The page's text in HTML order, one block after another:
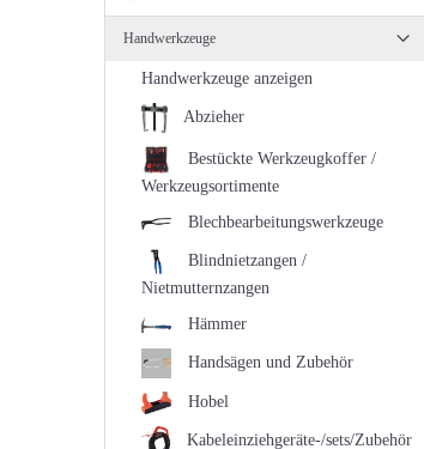
Handwerkzeuge
Handwerkzeuge anzeigen
Abzieher
Bestückte Werkzeugkoffer /
Werkzeugsortimente
Blechbearbeitungswerkzeuge
Blindnietzangen /
Nietmutternzangen
Hämmer
Handsägen und Zubehör
Hobel
Kabeleinziehgeräte-/sets/Zubehör